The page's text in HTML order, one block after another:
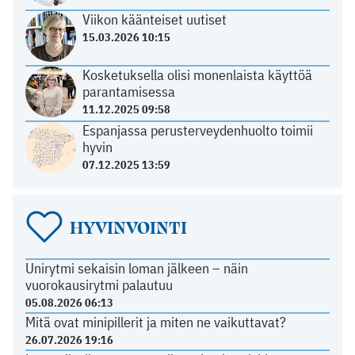
Viikon käänteiset uutiset
15.03.2026 10:15
Kosketuksella olisi monenlaista käyttöä
parantamisessa
11.12.2025 09:58
Espanjassa perusterveydenhuolto toimii
hyvin
07.12.2025 13:59
HYVINVOINTI
Unirytmi sekaisin loman jälkeen – näin
vuorokausirytmi palautuu
05.08.2026 06:13
Mitä ovat minipillerit ja miten ne vaikuttavat?
26.07.2026 19:16